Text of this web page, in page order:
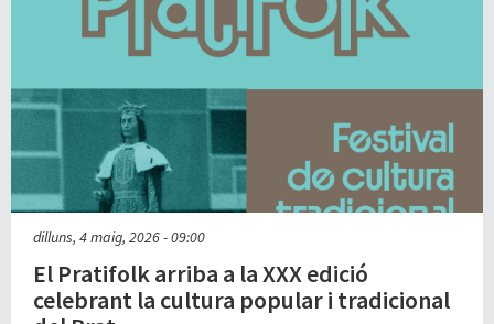
dilluns, 4 maig, 2026 - 09:00
El Pratifolk arriba a la XXX edició
celebrant la cultura popular i tradicional